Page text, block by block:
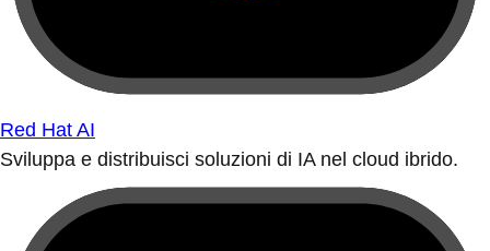
Red Hat AI
Sviluppa e distribuisci soluzioni di IA nel cloud ibrido.